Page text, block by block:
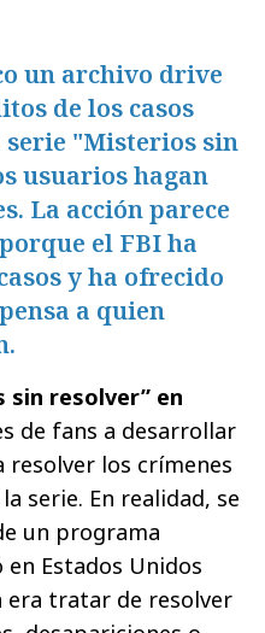
un archivo drive
de los casos
serie "Misterios sin
usuarios hagan
La acción parece
el FBI ha
y ha ofrecido
a quien
sin resolver” en
de fans a desarrollar
los crímenes
serie. En realidad, se
un programa
Estados Unidos
era tratar de resolver